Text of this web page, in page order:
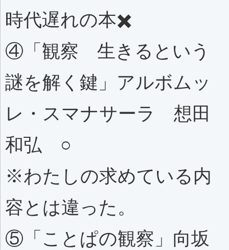
時代遅れの本✖️
④「観察 生きるという
謎を解く鍵」アルボムッ
レ・スマナサーラ 想田
和弘 ○
※わたしの求めている内
容とは違った。
⑤「ことぱの観察」向坂